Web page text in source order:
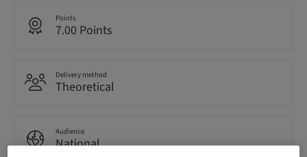
Points
7.00 Points
Delivery method
Theoretical
Audience
National